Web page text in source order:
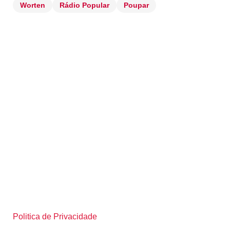
Worten
Rádio Popular Poupar
Politica de Privacidade